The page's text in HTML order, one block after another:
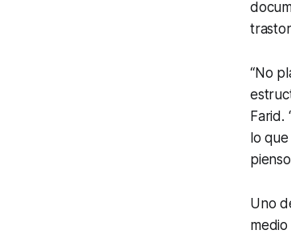
“No
lo
Uno